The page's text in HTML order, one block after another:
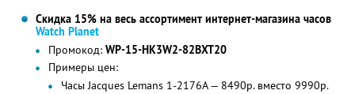
Скидка 15% на весь ассортимент интернет-магазина часов
Watch Planet
Промокод: WP-15-HK3W2-82BXT20
Примеры цен:
Часы Jacques Lemans 1-2176A — 8490р. вместо 9990р.